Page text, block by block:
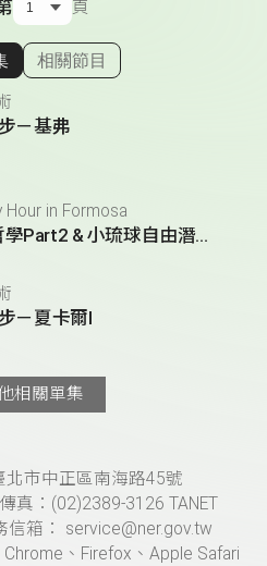
頁
顯示相關單集
相關節目
－基弗
Hour in Formosa
Susie生活哲學Part2 & 小琉球自由潛水教練Ray *Susie Lee's Life Philosophy Part 2 & XiaoliuqiuFreediving Coach Ray
－夏卡爾Ⅰ
相關單集
北市中正區南海路45號
真：(02)2389-3126 TANET
箱： service@ner.gov.tw
、Firefox、Apple Safari